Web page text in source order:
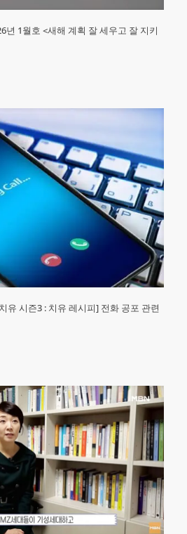
년 1월호 <새해 계획 잘 세우고 잘 지키
유 시즌3 : 치유 레시피] 전화 공포 관련